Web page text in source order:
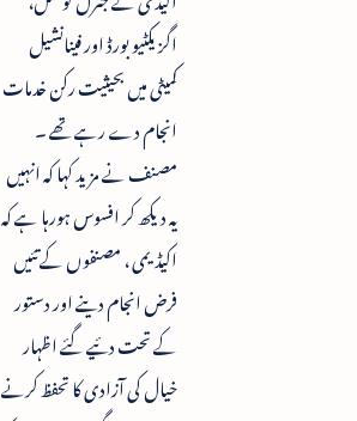
اگزیکٹیو بورڈ اور فینانشیل
کمیٹی میں بحیثیت رکن خدمات
انجام دے رہے تھے ۔
مصنف نے مزید کہا کہ انہیں
یہ دیکھ کر افسوس ہورہا ہے کہ
اکیڈیمی ، مصنفوں کے تئیں
فرض انجام دینے اور دستور
کے تحت دئیے گئے اظہار
خیال کی آزادی کا تحفظ کرنے